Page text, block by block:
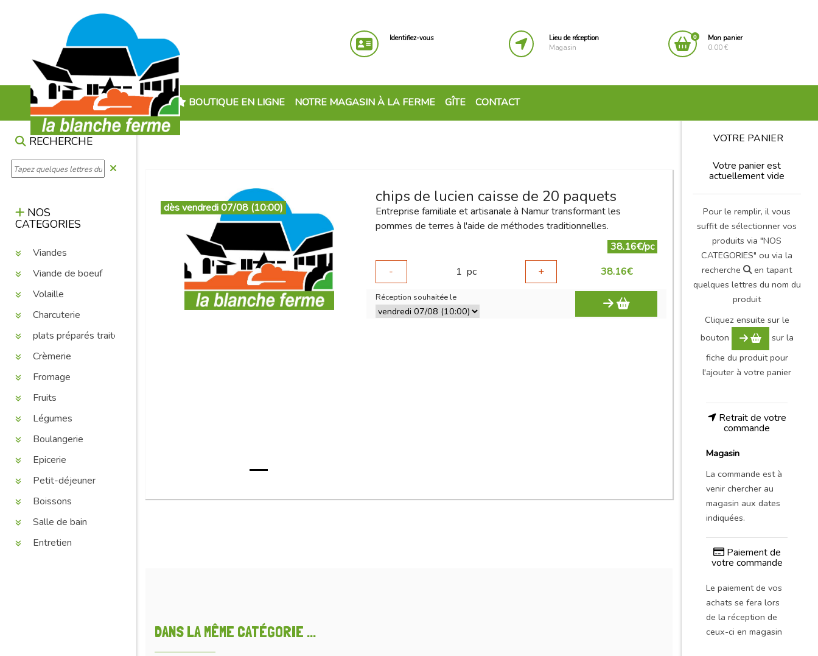
Identifiez-vous
Lieu de réception
Magasin
0
Mon panier
0.00 €
BOUTIQUE EN LIGNE NOTRE MAGASIN À LA FERME GÎTE CONTACT
RECHERCHE
NOS
CATEGORIES
Viandes
Viande de boeuf
Volaille
Charcuterie
plats préparés traiteur
Crèmerie
Fromage
Fruits
Légumes
Boulangerie
Epicerie
Petit-déjeuner
Boissons
Salle de bain
Entretien
dès vendredi 07/08 (10:00)
chips de lucien caisse de 20 paquets
Entreprise familiale et artisanale à Namur transformant les
pommes de terres à l'aide de méthodes traditionnelles.
38.16€/pc
-
1 pc + 38.16€
Réception souhaitée le
DANS LA MÊME CATÉGORIE ...
VOTRE PANIER
Votre panier est
actuellement vide
Pour le remplir, il vous
suffit de sélectionner vos
produits via "NOS
CATEGORIES" ou via la
recherche
en tapant
quelques lettres du nom du
produit
Cliquez ensuite sur le
bouton
sur la
fiche du produit pour
l'ajouter à votre panier
Retrait de votre
commande
Magasin
La commande est à
venir chercher au
magasin aux dates
indiquées.
Paiement de
votre commande
Le paiement de vos
achats se fera lors
de la réception de
ceux-ci en magasin